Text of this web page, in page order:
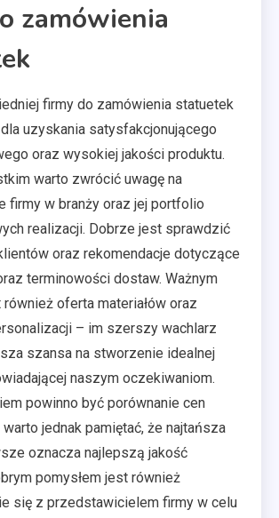
zamówienia
firmy do zamówienia statuetek
uzyskania satysfakcjonującego
oraz wysokiej jakości produktu.
warto zwrócić uwagę na
firmy w branży oraz jej portfolio
realizacji. Dobrze jest sprawdzić
oraz rekomendacje dotyczące
terminowości dostaw. Ważnym
oferta materiałów oraz
– im szerszy wachlarz
szansa na stworzenie idealnej
naszym oczekiwaniom.
powinno być porównanie cen
jednak pamiętać, że najtańsza
oznacza najlepszą jakość
pomysłem jest również
się z przedstawicielem firmy w celu